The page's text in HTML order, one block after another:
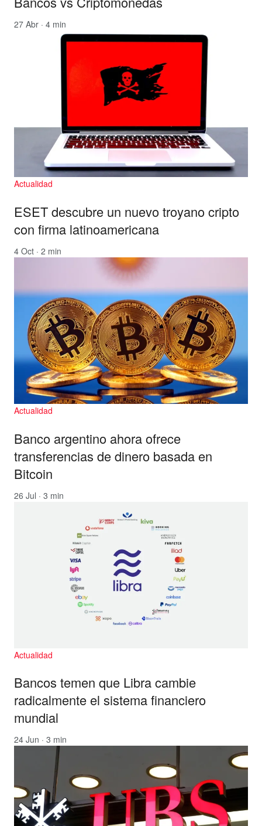
27 Abr · 4 min
Actualidad
ESET descubre un nuevo troyano cripto
con firma latinoamericana
4 Oct · 2 min
Actualidad
Banco argentino ahora ofrece
transferencias de dinero basada en
Bitcoin
26 Jul · 3 min
Actualidad
Bancos temen que Libra cambie
radicalmente el sistema financiero
mundial
24 Jun · 3 min